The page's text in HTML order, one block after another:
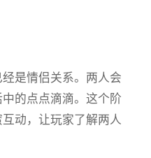
是情侣关系。两人会
的点点滴滴。这个阶
动，让玩家了解两人